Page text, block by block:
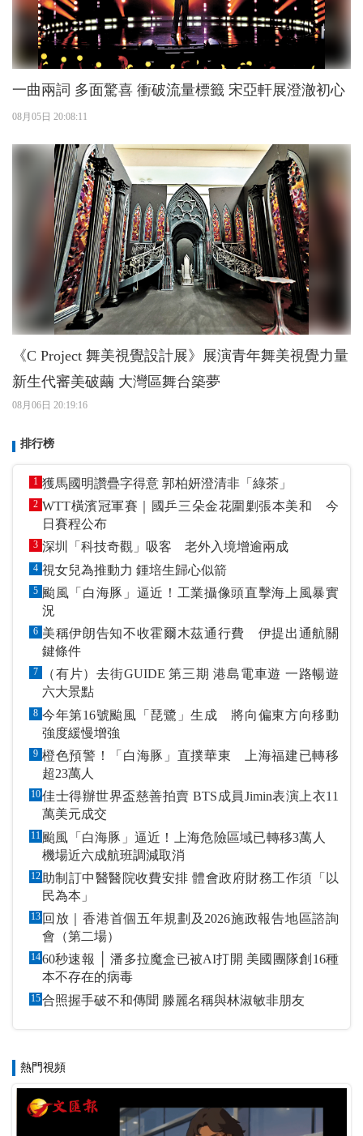
一曲兩詞 多面驚喜 衝破流量標籤 宋亞軒展澄澈初心
08月05日 20:08:11
《C Project 舞美視覺設計展》展演青年舞美視覺力量
新生代審美破繭 大灣區舞台築夢
08月06日 20:19:16
排行榜
1 獲馬國明讚疊字得意 郭柏妍澄清非「綠茶」
2 WTT橫濱冠軍賽｜國乒三朵金花圍剿張本美和 今
日賽程公布
3 深圳「科技奇觀」吸客 老外入境增逾兩成
4 視女兒為推動力 鍾培生歸心似箭
5 颱風「白海豚」逼近！工業攝像頭直擊海上風暴實
況
6 美稱伊朗告知不收霍爾木茲通行費 伊提出通航關
鍵條件
7
（有片）去街GUIDE 第三期 港島電車遊 一路暢遊
六大景點
8 今年第16號颱風「琵鷺」生成 將向偏東方向移動
強度緩慢增強
9 橙色預警！「白海豚」直撲華東 上海福建已轉移
超23萬人
10佳士得辦世界盃慈善拍賣 BTS成員Jimin表演上衣11
萬美元成交
11 颱風「白海豚」逼近！上海危險區域已轉移3萬人
機場近六成航班調減取消
12 助制訂中醫醫院收費安排 體會政府財務工作須「以
民為本」
13 回放｜香港首個五年規劃及2026施政報告地區諮詢
會（第二場）
1460秒速報 │ 潘多拉魔盒已被AI打開 美國團隊創16種
本不存在的病毒
15 合照握手破不和傳聞 滕麗名稱與林淑敏非朋友
熱門視頻